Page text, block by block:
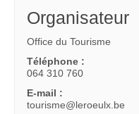
Organisateur
Office du Tourisme
Téléphone :
064 310 760
E-mail :
tourisme@leroeulx.be